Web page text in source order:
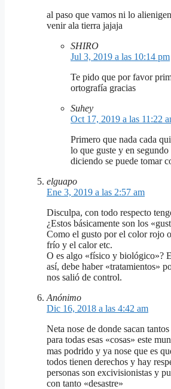
al paso que vamos ni lo
venir ala tierra jajaja
SHIRO
Jul 3, 2019 a las 10:14 pm
Te pido que por favor
ortografía gracias
Suhey
Oct 17, 2019 a las 11:22
Primero que nada cada
lo que guste y en segundo
diciendo se puede tomar
elguapo
Ene 3, 2019 a las 2:57 am
Disculpa, con todo respecto
¿Estos básicamente son los
Como el gusto por el color rojo
frío y el calor etc.
O es algo «físico y biológico»?
así, debe haber «tratamientos»
nos salió de control.
Anónimo
Dic 16, 2018 a las 4:42 am
Neta nose de donde sacan
para todas esas «cosas» este
mas podrido y ya nose que es
todos tienen derechos y hay
personas son excivisionistas y
con tanto «desastre»